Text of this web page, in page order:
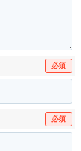
必須
必須